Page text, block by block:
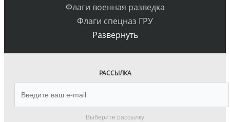
Флаги военная разведка
Флаги спецназ ГРУ
Развернуть
РАССЫЛКА
Выберите рассылку